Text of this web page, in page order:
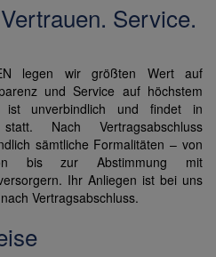
Service.
legen wir größten Wert auf
und Service auf höchstem
ist unverbindlich und findet in
Nach Vertragsabschluss
sämtliche Formalitäten – von
bis zur Abstimmung mit
Ihr Anliegen ist bei uns
Vertragsabschluss.